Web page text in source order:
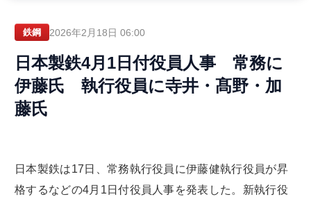
鉄鋼 2026年2月18日 06:00
日本製鉄4月1日付役員人事 常務に
伊藤氏 執行役員に寺井・髙野・加
藤氏
日本製鉄は17日、常務執行役員に伊藤健執行役員が昇
格するなどの4月1日付役員人事を発表した。新執行役